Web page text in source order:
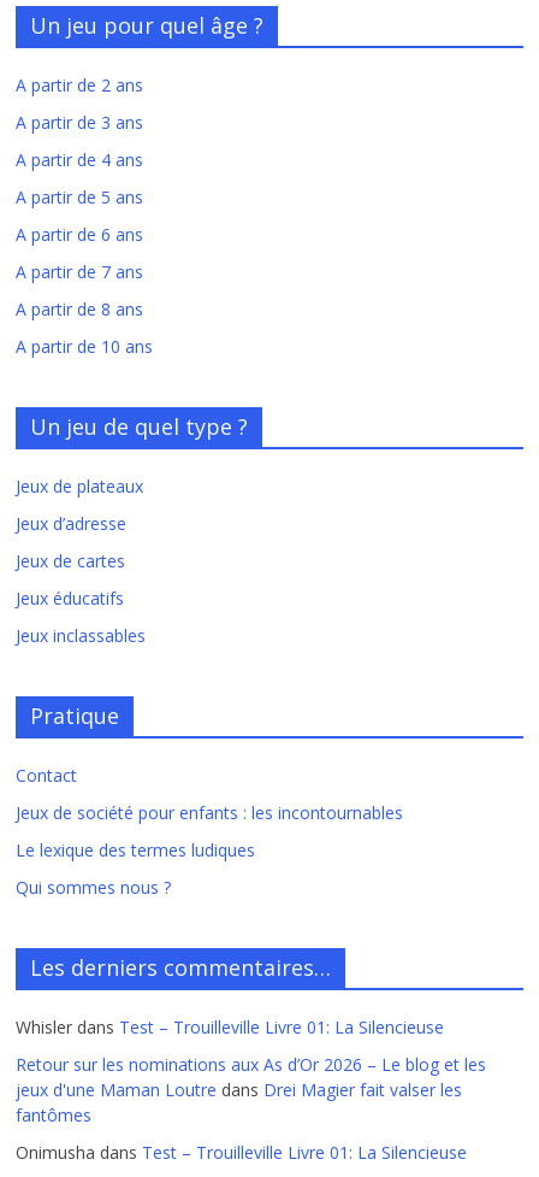
Un jeu pour quel âge ?
A partir de 2 ans
A partir de 3 ans
A partir de 4 ans
A partir de 5 ans
A partir de 6 ans
A partir de 7 ans
A partir de 8 ans
A partir de 10 ans
Un jeu de quel type ?
Jeux de plateaux
Jeux d’adresse
Jeux de cartes
Jeux éducatifs
Jeux inclassables
Pratique
Contact
Jeux de société pour enfants : les incontournables
Le lexique des termes ludiques
Qui sommes nous ?
Les derniers commentaires…
Whisler dans Test – Trouilleville Livre 01: La Silencieuse
Retour sur les nominations aux As d’Or 2026 – Le blog et les
jeux d'une Maman Loutre dans Drei Magier fait valser les
fantômes
Onimusha dans Test – Trouilleville Livre 01: La Silencieuse